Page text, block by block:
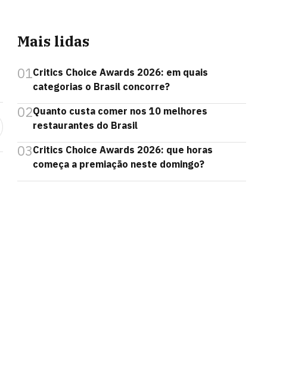
Mais lidas
01Critics Choice Awards 2026: em quais
categorias o Brasil concorre?
02Quanto custa comer nos 10 melhores
restaurantes do Brasil
03Critics Choice Awards 2026: que horas
começa a premiação neste domingo?